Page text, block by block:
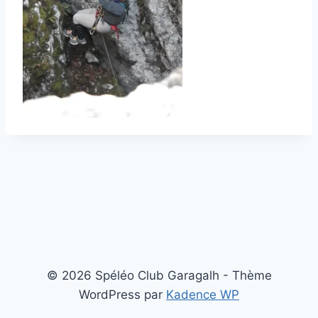
© 2026 Spéléo Club Garagalh - Thème
WordPress par Kadence WP